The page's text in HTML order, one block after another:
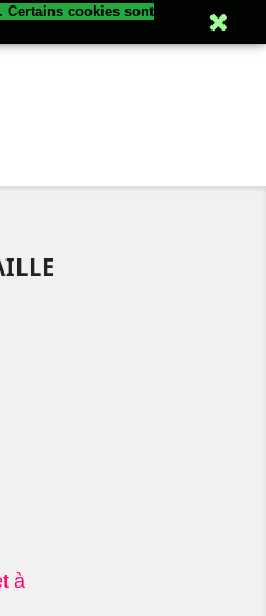
Connexion
à
Certains cookies sont